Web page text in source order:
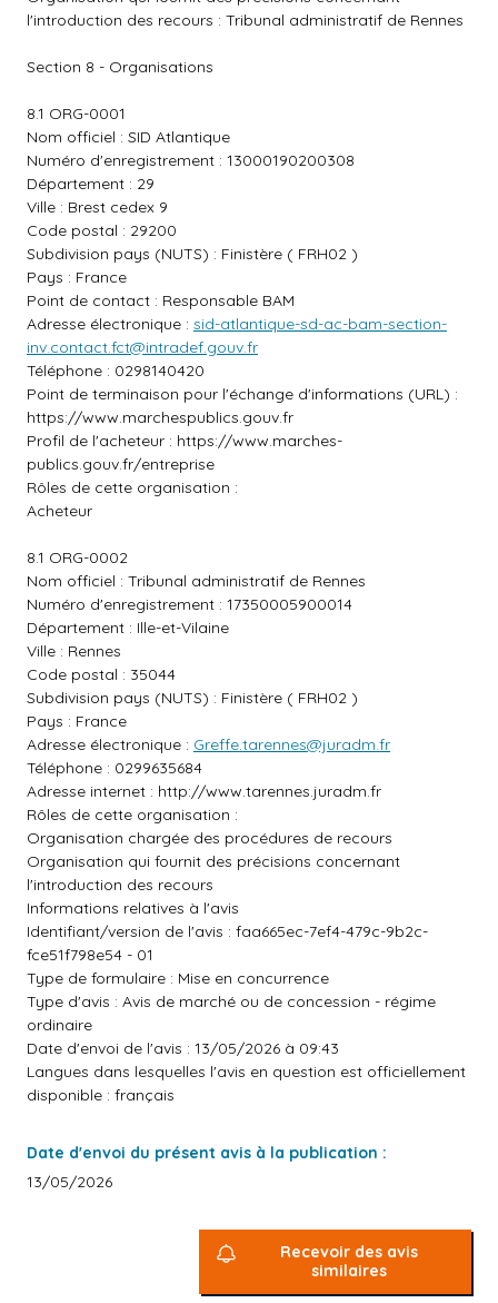
l'introduction des recours : Tribunal administratif de Rennes
Section 8 - Organisations
8.1 ORG-0001
Nom officiel : SID Atlantique
Numéro d'enregistrement : 13000190200308
Département : 29
Ville : Brest cedex 9
Code postal : 29200
Subdivision pays (NUTS) : Finistère ( FRH02 )
Pays : France
Point de contact : Responsable BAM
Adresse électronique : sid-atlantique-sd-ac-bam-section-
inv.contact.fct@intradef.gouv.fr
Téléphone : 0298140420
Point de terminaison pour l'échange d'informations (URL) :
https://www.marchespublics.gouv.fr
Profil de l'acheteur : https://www.marches-
publics.gouv.fr/entreprise
Rôles de cette organisation :
Acheteur
8.1 ORG-0002
Nom officiel : Tribunal administratif de Rennes
Numéro d'enregistrement : 17350005900014
Département : Ille-et-Vilaine
Ville : Rennes
Code postal : 35044
Subdivision pays (NUTS) : Finistère ( FRH02 )
Pays : France
Adresse électronique : Greffe.tarennes@juradm.fr
Téléphone : 0299635684
Adresse internet : http://www.tarennes.juradm.fr
Rôles de cette organisation :
Organisation chargée des procédures de recours
Organisation qui fournit des précisions concernant
l'introduction des recours
Informations relatives à l'avis
Identifiant/version de l'avis : faa665ec-7ef4-479c-9b2c-
fce51f798e54 - 01
Type de formulaire : Mise en concurrence
Type d'avis : Avis de marché ou de concession - régime
ordinaire
Date d'envoi de l'avis : 13/05/2026 à 09:43
Langues dans lesquelles l'avis en question est officiellement
disponible : français
Date d'envoi du présent avis à la publication :
13/05/2026
Recevoir des avis
similaires